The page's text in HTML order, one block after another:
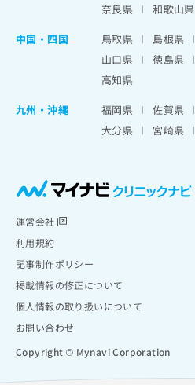
奈良県
和歌山県
中国・四国
鳥取県 島根県
山口県
徳島県
高知県
九州・沖縄
福岡県 佐賀県
大分県
宮崎県
運営会社
利用規約
記事制作ポリシー
掲載情報の修正について
個人情報の取り扱いについて
お問い合わせ
Copyright © Mynavi Corporation